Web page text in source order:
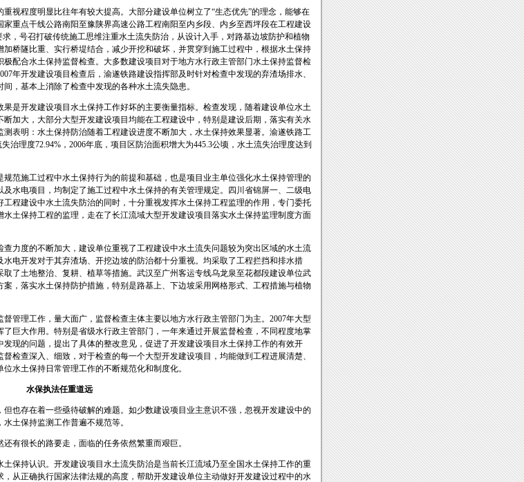
程度明显比往年有较大提高。大部分建设单位树立了“生态优先”的理念，能够在
重点干线公路南阳至豫陕界高速公路工程南阳至内乡段、内乡至西坪段在工程建设
，号召打破传统施工思维注重水土流失防治，从设计入手，对路基边坡防护和植物
桥隧比重、实行桥堤结合，减少开挖和破坏，并贯穿到施工过程中，根据水土保持
配合水土保持监督检查。大多数建设项目对于地方水行政主管部门水土保持监督检
年开发建设项目检查后，渝遂铁路建设指挥部及时针对检查中发现的弃渣场排水、
，基本上消除了检查中发现的各种水土流失隐患。
开发建设项目水土保持工作好坏的主要衡量指标。检查发现，随着建设单位水土
加大，大部分大型开发建设项目均能在工程建设中，特别是建设后期，落实有关水
表明：水土保持防治随着工程建设进度不断加大，水土保持效果显著。渝遂铁路工
治理度72.94%，2006年底，项目区防治面积增大为445.3公顷，水土流失治理度达到
施工过程中水土保持行为的前提和基础，也是项目业主单位强化水土保持管理的
水电项目，均制定了施工过程中水土保持的有关管理规定。四川省锦屏一、二级电
程建设中水土流失防治的同时，十分重视发挥水土保持工程监理的作用，专门委托
土保持工程的监理，走在了长江流域大型开发建设项目落实水土保持监理制度方面
度的不断加大，建设单位重视了工程建设中水土流失问题较为突出区域的水土流
电开发对于其弃渣场、开挖边坡的防治都十分重视。均采取了工程拦挡和排水措
了土地整治、复耕、植草等措施。武汉至广州客运专线乌龙泉至花都段建设单位武
，落实水土保持防护措施，特别是路基上、下边坡采用网格形式、工程措施与植物
理工作，量大面广，监督检查主体主要以地方水行政主管部门为主。2007年大型
巨大作用。特别是省级水行政主管部门，一年来通过开展监督检查，不同程度地掌
现的问题，提出了具体的整改意见，促进了开发建设项目水土保持工作的有效开
检查深入、细致，对于检查的每一个大型开发建设项目，均能做到工程进展清楚、
水土保持日常管理工作的不断规范化和制度化。
水保执法任重道远
存在着一些亟待破解的难题。如少数建设项目业主意识不强，忽视开发建设中的
土保持监测工作普遍不规范等。
很长的路要走，面临的任务依然繁重而艰巨。
持认识。开发建设项目水土流失防治是当前长江流域乃至全国水土保持工作的重
从正确执行国家法律法规的高度，帮助开发建设单位主动做好开发建设过程中的水